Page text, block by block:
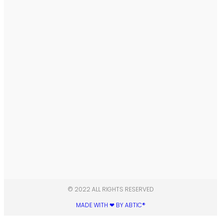
© 2022 ALL RIGHTS RESERVED​
MADE WITH ❤ BY ABTIC®